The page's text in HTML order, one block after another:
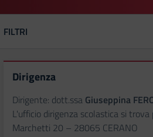
FILTRI
Dirigenza
Dirigente: dott.ssa Giuseppina
L'ufficio dirigenza scolastica si trova
Marchetti 20 – 28065 CERANO